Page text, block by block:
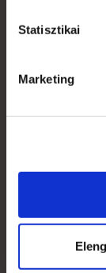
Statisztikai
Marketing
gyártói
versenyképes
+36 1 783
Saját fiók